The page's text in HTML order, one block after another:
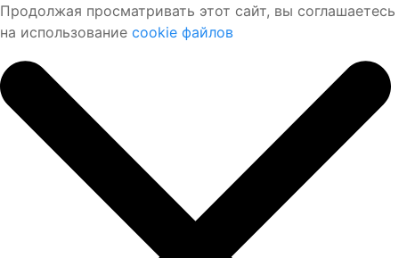
Продолжая просматривать этот сайт, вы соглашаетесь
на использование cookie файлов